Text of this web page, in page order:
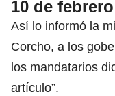
10 de febrero
Así lo informó la
Corcho, a los
los mandatarios
artículo”.